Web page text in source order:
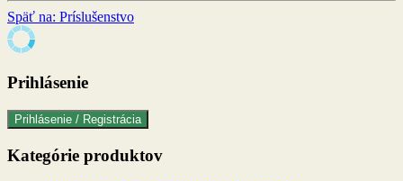
Späť na: Príslušenstvo
Prihlásenie
Prihlásenie / Registrácia
Kategórie produktov